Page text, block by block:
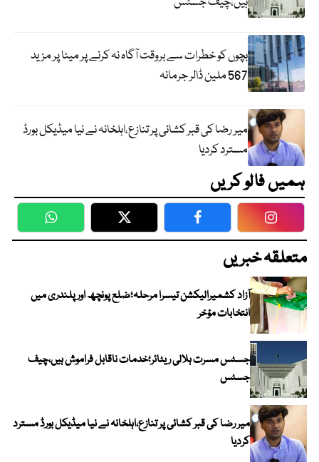
بچوں کو خطرات سے بروقت آگاہ نہ کرنے پر میٹا پر مزید
567 ملین ڈالر جرمانہ
میر رضا کی قبر کشائی پر تنازع،اہلخانہ نے نیا میڈیکل بورڈ
مسترد کردیا
ہمیں فالو کریں
WhatsApp Twitter Facebook
متعلقہ خبریں
آزاد کشمیرالیکشن تیسرا مرحلہ؛ضلع پونچھ اور پلندری میں
انتخابات مؤخر
جسٹس مسرت ہلالی ریٹائر؛خدمات ناقابل فراموش ہیں،چیف
جسٹس
میر رضا کی قبر کشائی پر تنازع،اہلخانہ نے نیا میڈیکل بورڈ مسترد
کردیا